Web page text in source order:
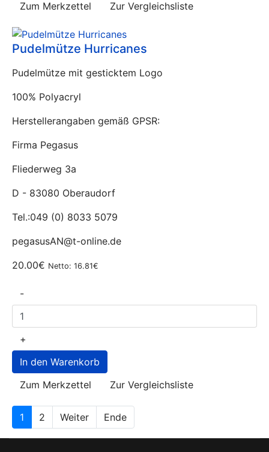
Zum Merkzettel Zur Vergleichsliste
Pudelmütze Hurricanes
Pudelmütze mit gesticktem Logo
100% Polyacryl
Herstellerangaben gemäß GPSR:
Firma Pegasus
Fliederweg 3a
D - 83080 Oberaudorf
Tel.:049 (0) 8033 5079
pegasusAN@t-online.de
20.00€ Netto: 16.81€
-
+
Zum Merkzettel Zur Vergleichsliste
1 2 Weiter Ende